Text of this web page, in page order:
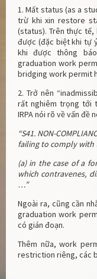
1. Mất status (as a
trừ khi xin restore
(status). Trên thực
được (đặc biệt khi tự
khi được thông
graduation work
bridging work permit
2. Trở nên
rất nghiêm trọng tới
IRPA nói rõ về vấn đề
“S41. NON-
failing to comply with
(a) in the case of a
which contravenes,
…”
Ngoài ra, cũng cần
graduation work
có gián đoạn.
Thêm nữa, work
restriction riêng, các